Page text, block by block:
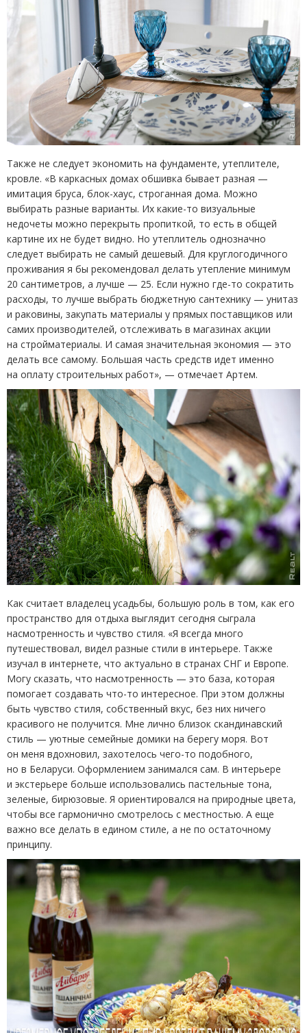
Также не следует экономить на фундаменте, утеплителе,
кровле. «В каркасных домах обшивка бывает разная —
имитация бруса, блок-хаус, строганная дома. Можно
выбирать разные варианты. Их какие-то визуальные
недочеты можно перекрыть пропиткой, то есть в общей
картине их не будет видно. Но утеплитель однозначно
следует выбирать не самый дешевый. Для круглогодичного
проживания я бы рекомендовал делать утепление минимум
20 сантиметров, а лучше — 25. Если нужно где-то сократить
расходы, то лучше выбрать бюджетную сантехнику — унитаз
и раковины, закупать материалы у прямых поставщиков или
самих производителей, отслеживать в магазинах акции
на стройматериалы. И самая значительная экономия — это
делать все самому. Большая часть средств идет именно
на оплату строительных работ», — отмечает Артем.
Как считает владелец усадьбы, большую роль в том, как его
пространство для отдыха выглядит сегодня сыграла
насмотренность и чувство стиля. «Я всегда много
путешествовал, видел разные стили в интерьере. Также
изучал в интернете, что актуально в странах СНГ и Европе.
Могу сказать, что насмотренность — это база, которая
помогает создавать что-то интересное. При этом должны
быть чувство стиля, собственный вкус, без них ничего
красивого не получится. Мне лично близок скандинавский
стиль — уютные семейные домики на берегу моря. Вот
он меня вдохновил, захотелось чего-то подобного,
но в Беларуси. Оформлением занимался сам. В интерьере
и экстерьере больше использовались пастельные тона,
зеленые, бирюзовые. Я ориентировался на природные цвета,
чтобы все гармонично смотрелось с местностью. А еще
важно все делать в едином стиле, а не по остаточному
принципу.